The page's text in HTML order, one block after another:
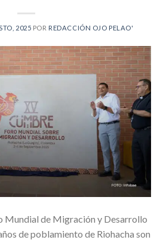
2025 POR REDACCIÓN OJO PELAO'
Mundial de Migración y Desarrollo
de poblamiento de Riohacha son